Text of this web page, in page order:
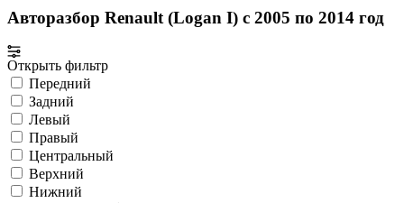
Авторазбор Renault (Logan I) с 2005 по 2014 год
Открыть фильтр
Передний
Задний
Левый
Правый
Центральный
Верхний
Нижний